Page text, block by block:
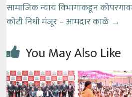
सामाजिक न्याय विभागाकडून
कोटी निधी मंजूर – आमदार काळे →
You May Also Like